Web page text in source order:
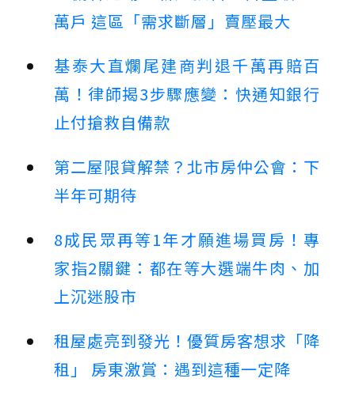
萬戶 這區「需求斷層」賣壓最大
基泰大直爛尾建商判退千萬再賠百
萬！律師揭3步驟應變：快通知銀行
止付搶救自備款
第二屋限貸解禁？北市房仲公會：下
半年可期待
8成民眾再等1年才願進場買房！專
家指2關鍵：都在等大選端牛肉、加
上沉迷股市
租屋處亮到發光！優質房客想求「降
租」 房東激賞：遇到這種一定降